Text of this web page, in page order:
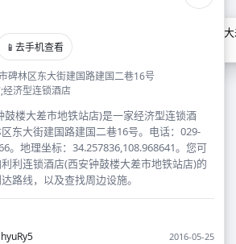
📱 去手机查看
碑林区东大街建国路建国二巷16号
经济型连锁酒店
鼓楼大差市地铁站店)是一家经济型连锁酒
东大街建国路建国二巷16号。电话：029-
。地理坐标：34.257836,108.968641。您可
利连锁酒店(西安钟鼓楼大差市地铁站店)的
路线，以及查找周边设施。
2016-05-25
加利利连锁酒店(西安钟鼓楼